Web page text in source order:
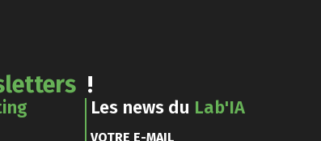
!
Les news du Lab'IA